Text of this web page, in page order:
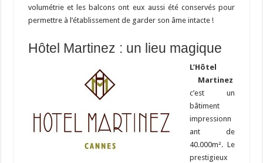
volumétrie et les balcons ont eux aussi été conservés pour
permettre à l’établissement de garder son âme intacte !
Hôtel Martinez : un lieu magique
L’Hôtel
Martinez
c’est un
bâtiment
impressionn
ant de
40.000m². Le
prestigieux